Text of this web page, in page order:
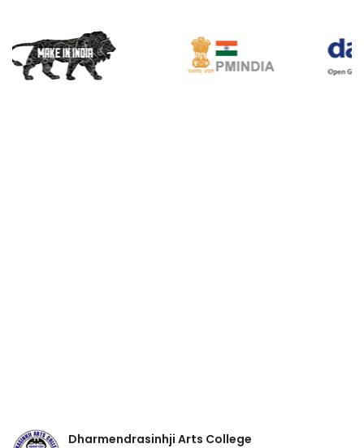
Dharmendrasinhji Arts College